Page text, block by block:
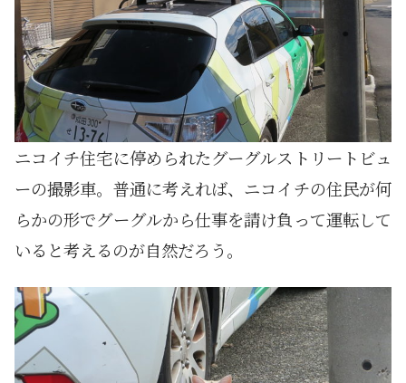
ニコイチ住宅に停められたグーグルストリートビュ
ーの撮影車。普通に考えれば、ニコイチの住民が何
らかの形でグーグルから仕事を請け負って運転して
いると考えるのが自然だろう。